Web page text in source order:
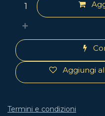
Aggiungi
Termini e condizioni